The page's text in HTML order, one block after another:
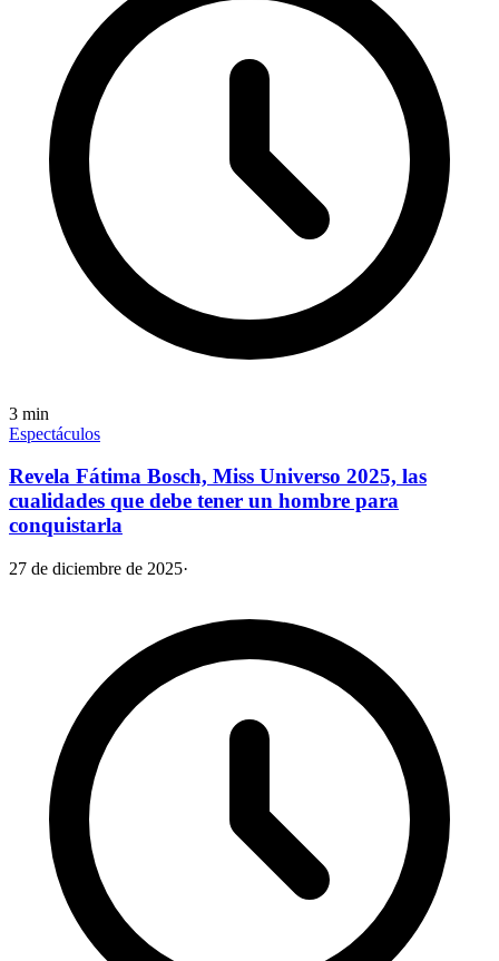
3 min
Espectáculos
Revela Fátima Bosch, Miss Universo 2025, las
cualidades que debe tener un hombre para
conquistarla
27 de diciembre de 2025·